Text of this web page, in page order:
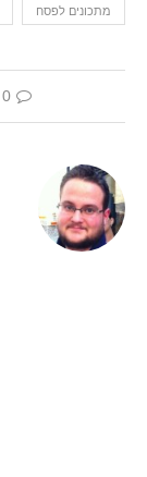
מתכונים לפסח
0 תגובות